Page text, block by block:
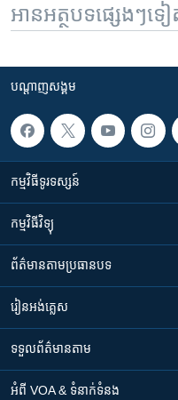
អានអត្ថបទផ្សេងៗទៀ
បណ្តាញ​សង្គម
កម្មវិធី​ទូរទស្សន៍
កម្មវិធី​វិទ្យុ
ព័ត៌មាន​តាមប្រធានបទ​
រៀន​​អង់គ្លេស
ទទួល​ព័ត៌មាន​តាម
អំពី​ VOA & ទំនាក់ទំនង